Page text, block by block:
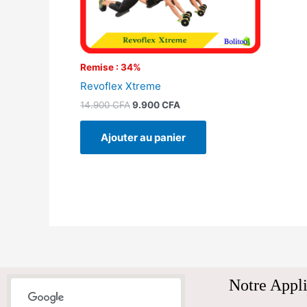
Remise : 34%
Revoflex Xtreme
14.900CFA9.900CFA
Ajouter au panier
Notre